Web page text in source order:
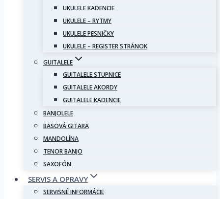
UKULELE KADENCIE
UKULELE – RYTMY
UKULELE PESNIČKY
UKULELE – REGISTER STRÁNOK
GUITALELE
GUITALELE STUPNICE
GUITALELE AKORDY
GUITALELE KADENCIE
BANJOLELE
BASOVÁ GITARA
MANDOLÍNA
TENOR BANJO
SAXOFÓN
SERVIS A OPRAVY
SERVISNÉ INFORMÁCIE